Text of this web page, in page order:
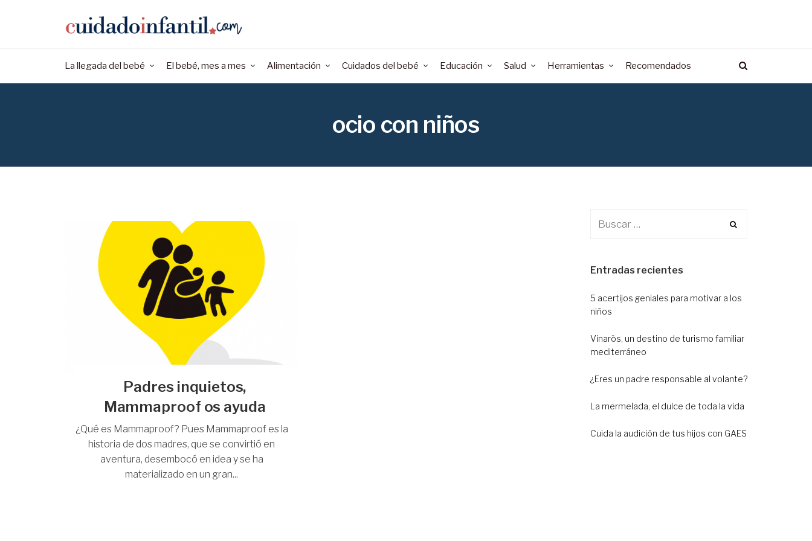
La llegada del bebé El bebé, mes a mes Alimentación Cuidados del bebé Educación Salud Herramientas Recomendados
ocio con niños
Padres inquietos,
Mammaproof os ayuda
¿Qué es Mammaproof? Pues Mammaproof es la
historia de dos madres, que se convirtió en
aventura, desembocó en idea y se ha
materializado en un gran...
Entradas recientes
5 acertijos geniales para motivar a los
niños
Vinaròs, un destino de turismo familiar
mediterráneo
¿Eres un padre responsable al volante?
La mermelada, el dulce de toda la vida
Cuida la audición de tus hijos con GAES